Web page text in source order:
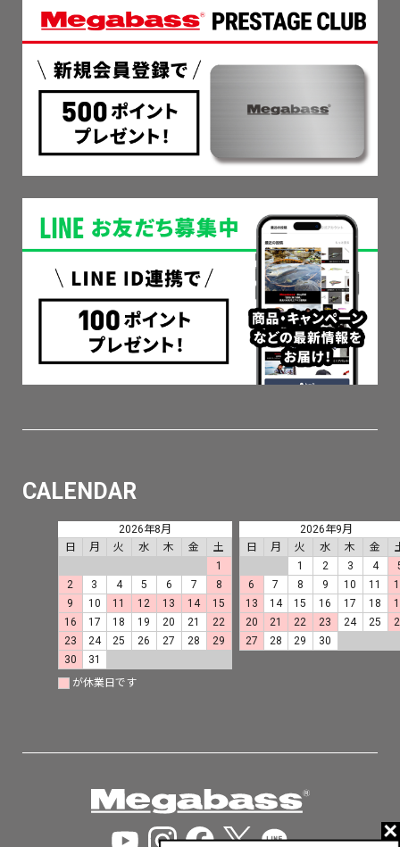
CALENDAR
2026年8月
日
月 火 水 木 金
土
1
2
3 4 5 6 7
8
9
10 11 12 13 14
15
16
17 18 19 20 21
22
23
24 25 26 27 28
29
30
31
2026年9月
日
月 火 水 木 金
1
2 3 4
6
7 8 9 10 11
13
14 15 16 17 18
20
21 22 23 24 25
27
28 29 30
が休業日です